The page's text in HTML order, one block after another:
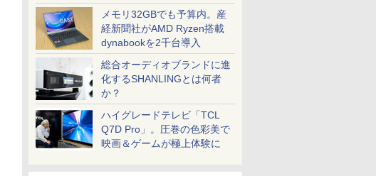
一気に聴く
メモリ32GBでも予算内。産
経新聞社がAMD Ryzen搭載
dynabookを2千台導入
総合オーディオブランドに進
化するSHANLINGとは何者
か？
ハイグレードテレビ「TCL
Q7D Pro」。圧巻の色彩美で
映画＆ゲームが極上体験に